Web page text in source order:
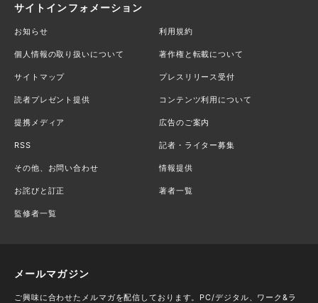
サイトインフォメーション
お知らせ 利用規約
個人情報の取り扱いについて 著作権と転載について
サイトマップ プレスリリース受付
読者プレゼント提供 コンテンツ利用について
提携メディア 広告のご案内
RSS 記者・ライター募集
その他、お問い合わせ 情報提供
お詫びと訂正 著者一覧
監修者一覧
メールマガジン
ご興味に合わせたメルマガを配信しております。PC/デジタル、ワーク&ラ